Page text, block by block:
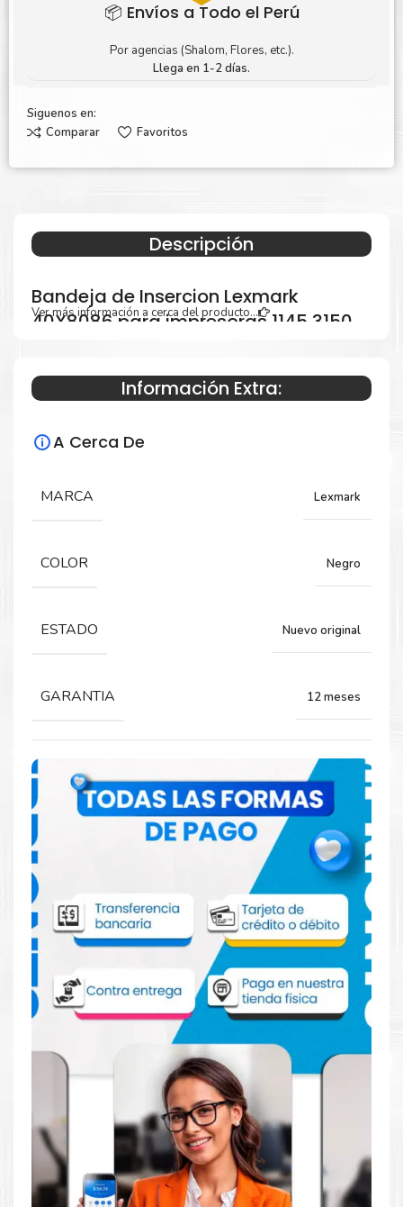
📦 Envíos a Todo el Perú
Por agencias (Shalom, Flores, etc.).
Llega en 1-2 días.
Siguenos en:
Comparar
Favoritos
Descripción
Bandeja de Insercion Lexmark
40X8086 para impresoras 1145 3150
Lexmark M1145 M3150 M310 M312 M315 M410
M3150.
Rendimiento:
Comprar Bandeja de Insercion Lexmark
40X8086 para impresoras 1145 3150 310
312 315 410 415 510 610 511 611
Aprovecha nuestra experiencia y atención para adquirir tus
productos. Tenemos promociones todos los dias. Escríbenos o
visítanos hoy para encontrar la solución perfecta para tu
impresora
, como laBandeja de Insercion Lexmark
40X8086 para impresoras 1145 3150 310 312 315 410 415
Dónde comprar Bandeja de Insercion
Lexmark 40X8086 para impresoras 1145
Ver más información a cerca del producto...
Información Extra:
A Cerca De
MARCA Lexmark
COLOR Negro
ESTADO Nuevo original
GARANTIA 12 meses